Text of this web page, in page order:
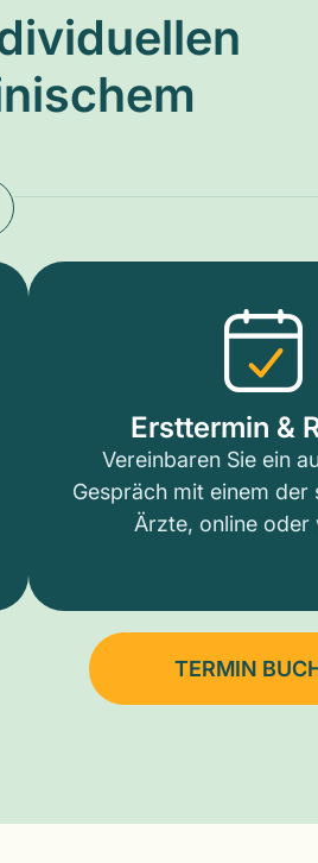
Ersttermin &
Vereinbaren Sie ein
Gespräch mit einem der
Ärzte, online oder
TERMIN